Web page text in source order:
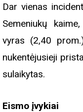
Dar vienas
Semeniukų
vyras (2,40
nukentėjusieji
sulaikytas.
Eismo įvykiai